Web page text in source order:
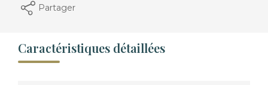
Partager
Caractéristiques détaillées